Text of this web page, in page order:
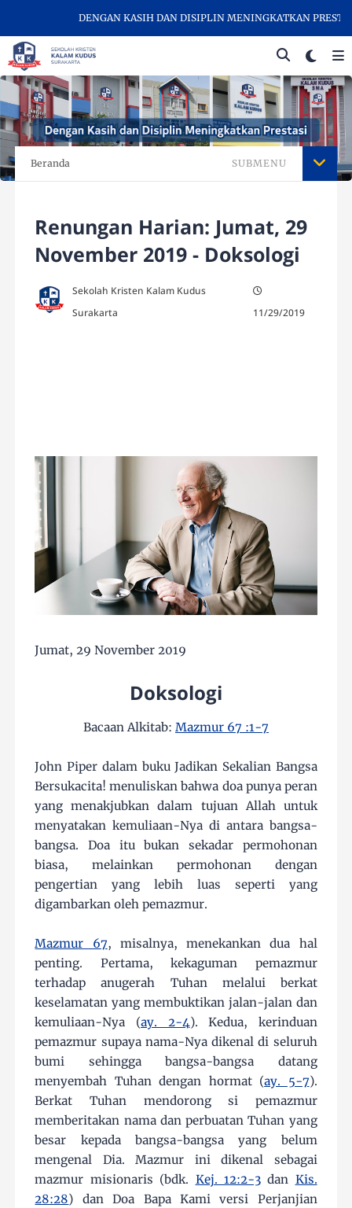
DENGAN KASIH DAN DISIPLIN MENINGKATKAN
Beranda SUBMENU
Renungan Harian: Jumat, 29
November 2019 - Doksologi
Sekolah Kristen Kalam Kudus
Surakarta
11/29/2019
Jumat, 29 November 2019
Doksologi
Bacaan Alkitab: Mazmur 67 :1-7
John Piper dalam buku Jadikan Sekalian Bangsa
Bersukacita! menuliskan bahwa doa punya peran
yang menakjubkan dalam tujuan Allah untuk
menyatakan kemuliaan-Nya di antara bangsa-
bangsa. Doa itu bukan sekadar permohonan
biasa, melainkan permohonan dengan
pengertian yang lebih luas seperti yang
digambarkan oleh pemazmur.
Mazmur 67, misalnya, menekankan dua hal
penting. Pertama, kekaguman pemazmur
terhadap anugerah Tuhan melalui berkat
keselamatan yang membuktikan jalan-jalan dan
kemuliaan-Nya (ay. 2-4). Kedua, kerinduan
pemazmur supaya nama-Nya dikenal di seluruh
bumi sehingga bangsa-bangsa datang
menyembah Tuhan dengan hormat (ay. 5-7).
Berkat Tuhan mendorong si pemazmur
memberitakan nama dan perbuatan Tuhan yang
besar kepada bangsa-bangsa yang belum
mengenal Dia. Mazmur ini dikenal sebagai
mazmur misionaris (bdk. Kej. 12:2-3dan Kis.
28:28) dan Doa Bapa Kami versi Perjanjian